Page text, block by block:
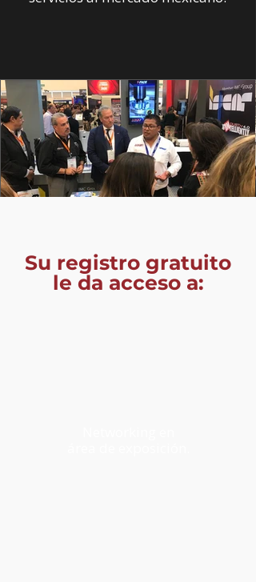
Su registro gratuito
le da acceso a: